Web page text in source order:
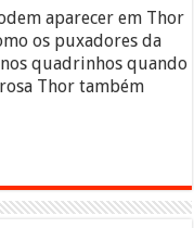
aparecer em Thor
os puxadores da
quadrinhos quando
Thor também